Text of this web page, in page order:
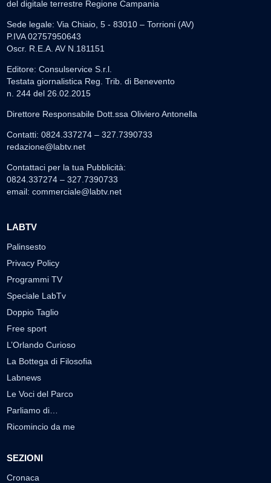
del digitale terrestre Regione Campania
Sede legale: Via Chiaio, 5 - 83010 – Torrioni (AV)
P.IVA 02757950643
Oscr. R.E.A. AV N.181151
Editore: Consulservice S.r.l.
Testata giornalistica Reg. Trib. di Benevento
n. 244 del 26.02.2015
Direttore Responsabile Dott.ssa Oliviero Antonella
Contatti: 0824.337274 – 327.7390733
redazione@labtv.net
Contattaci per la tua Pubblicità:
0824.337274 – 327.7390733
email: commerciale@labtv.net
LABTV
Palinsesto
Privacy Policy
Programmi TV
Speciale LabTv
Doppio Taglio
Free sport
L’Orlando Curioso
La Bottega di Filosofia
Labnews
Le Voci del Parco
Parliamo di…
Ricomincio da me
SEZIONI
Cronaca